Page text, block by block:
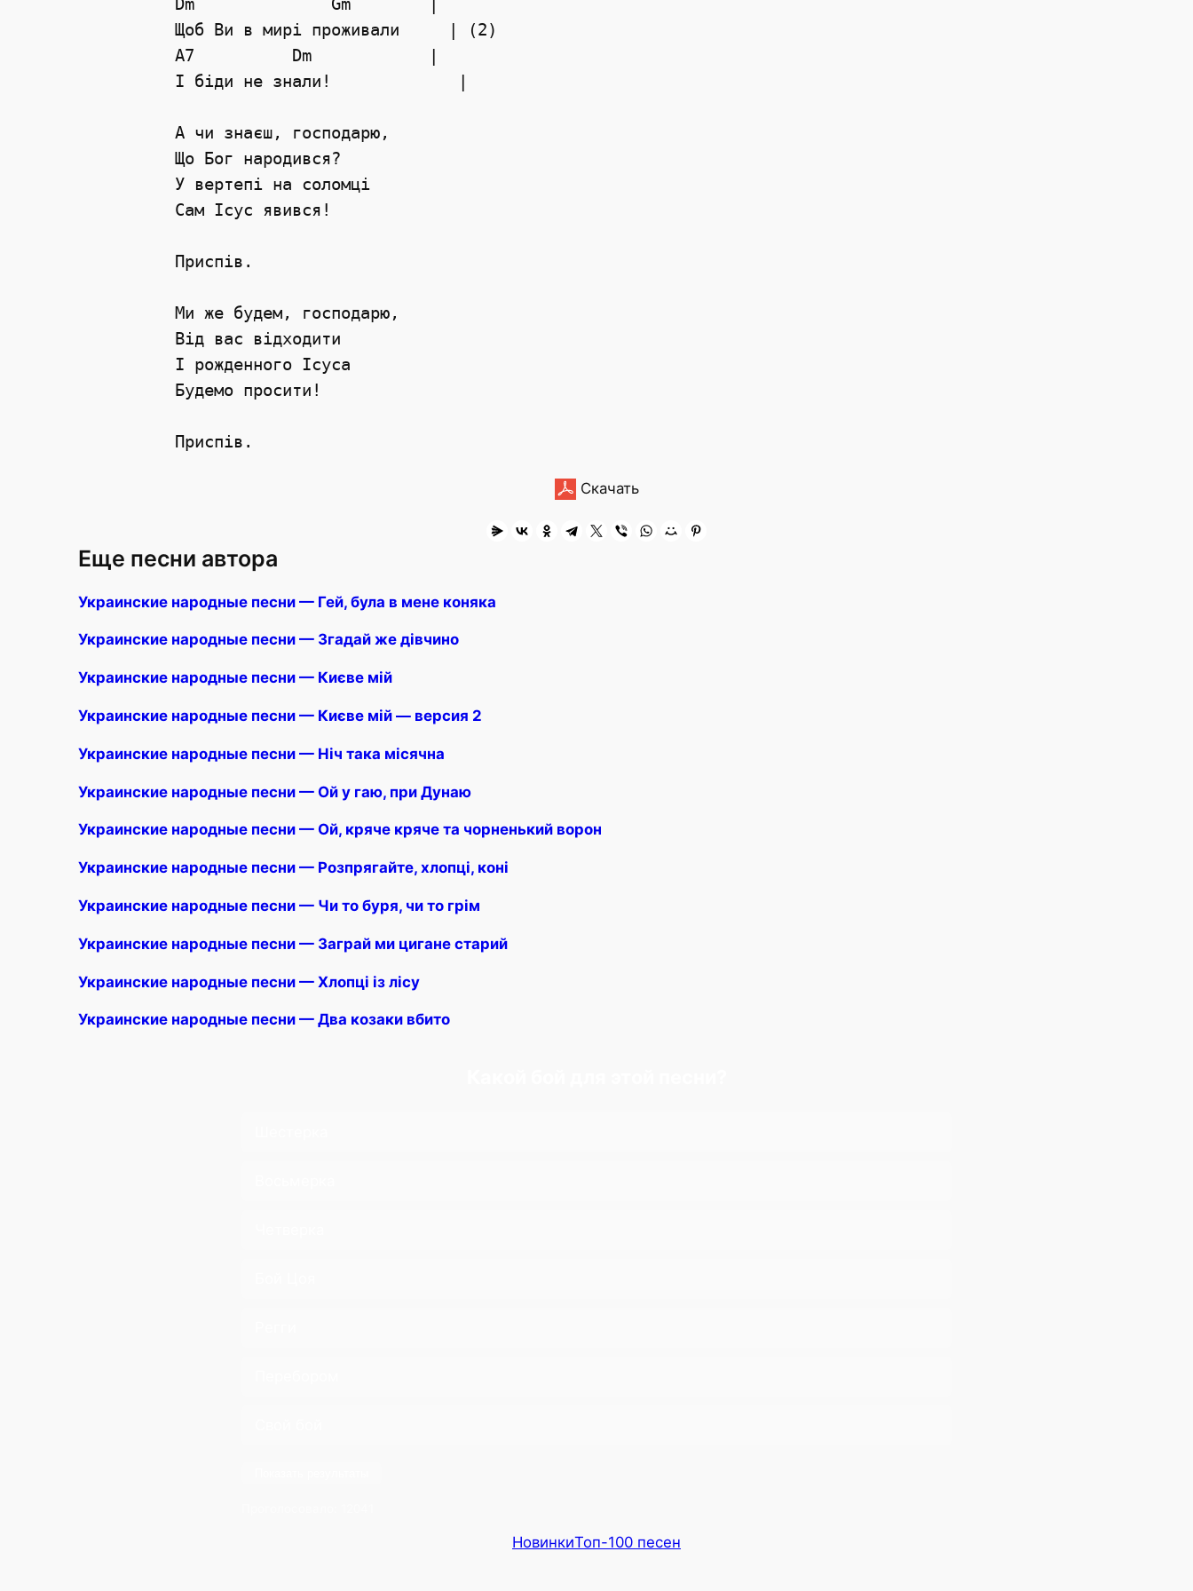
Щоб Ви в мирі проживали     | (2)
A7          Dm            |
І біди не знали!             |
А чи знаєш, господарю,
Що Бог народився?
У вертепі на соломці
Сам Ісус явився!
Приспів.
Ми же будем, господарю,
Від вас відходити
І рожденного Ісуса
Будемо просити!
Скачать
Еще песни автора
Украинские народные песни — Гей, була в мене коняка
Украинские народные песни — Згадай же дівчино
Украинские народные песни — Києве мій
Украинские народные песни — Києве мій — версия 2
Украинские народные песни — Ніч така місячна
Украинские народные песни — Ой у гаю, при Дунаю
Украинские народные песни — Ой, кряче кряче та чорненький ворон
Украинские народные песни — Розпрягайте, хлопці, коні
Украинские народные песни — Чи то буря, чи то грім
Украинские народные песни — Заграй ми цигане старий
Украинские народные песни — Хлопці із лісу
Украинские народные песни — Два козаки вбито
НовинкиТоп-100 песен